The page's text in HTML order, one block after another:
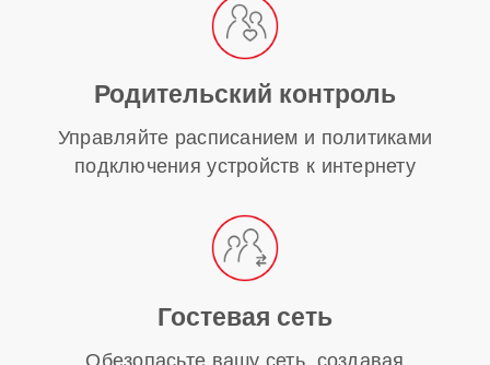
Родительский контроль
Управляйте расписанием и политиками
подключения устройств к интернету
Гостевая сеть
Обезопасьте вашу сеть, создавая